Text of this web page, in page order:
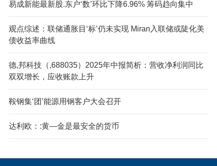
易成新能最新股.东户‘数’环比下降6.96% 筹码趋向集中
观点综述：联储通胀目‘标’仍未实现 Miran入联储或陡化美
债收益率曲线
德,邦科技（,688035）2025年中报简析：营收净利润同比
双双增长，应收账款上升
鞍钢集‘团’能源用钢客户大会召开
达利欧：:黄—金是最安全的货币